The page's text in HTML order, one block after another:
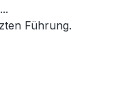
Führung.